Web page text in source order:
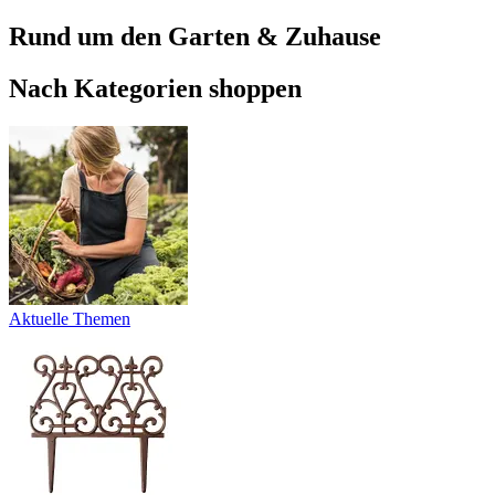
Rund um den Garten & Zuhause
Nach Kategorien shoppen
Aktuelle Themen